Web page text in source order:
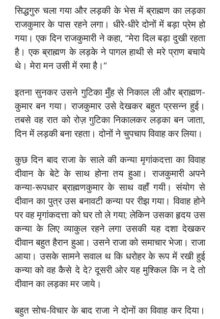
सिद्धगुरु चला गया और लड़की के भेस में ब्राह्मण का लड़का
राजकुमार के पास रहने लगा। धीरे-धीरे दोनों में बड़ा प्रेम हो
गया। एक दिन राजकुमारी ने कहा, “मेरा दिल बड़ा दुखी रहता
है। एक ब्राह्मण के लड़के ने पागल हाथी से मरे प्राण बचाये
थे। मेरा मन उसी में रमा है।”
इतना सुनकर उसने गुटिका मुँह से निकाल ली और ब्राह्मण-
कुमार बन गया। राजकुमार उसे देखकर बहुत प्रसन्न हुई।
तबसे वह रात को रोज़ गुटिका निकालकर लड़का बन जाता,
दिन में लड़की बना रहता। दोनों ने चुपचाप विवाह कर लिया।
कुछ दिन बाद राजा के साले की कन्या मृगांकदत्ता का विवाह
दीवान के बेटे के साथ होना तय हुआ। राजकुमारी अपने
कन्या-रूपधार ब्राह्मणकुमार के साथ वहाँ गयी। संयोग से
दीवान का पुत्र उस बनावटी कन्या पर रीझ गया। विवाह होने
पर वह मृगांकदत्ता को घर तो ले गया; लेकिन उसका हृदय उस
कन्या के लिए व्याकुल रहने लगा उसकी यह दशा देखकर
दीवान बहुत हैरान हुआ। उसने राजा को समाचार भेजा। राजा
आया। उसके सामने सवाल थ कि धरोहर के रूप में रखी हुई
कन्या को वह कैसे दे दे? दूसरी ओर यह मुश्किल कि न दे तो
दीवान का लड़का मर जाये।
बहुत सोच-विचार के बाद राजा ने दोनों का विवाह कर दिया।